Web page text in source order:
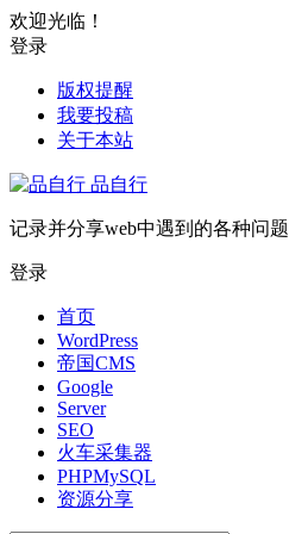
欢迎光临！
登录
版权提醒
我要投稿
关于本站
品自行
记录并分享web中遇到的各种问题
登录
首页
WordPress
帝国CMS
Google
Server
SEO
火车采集器
PHPMySQL
资源分享